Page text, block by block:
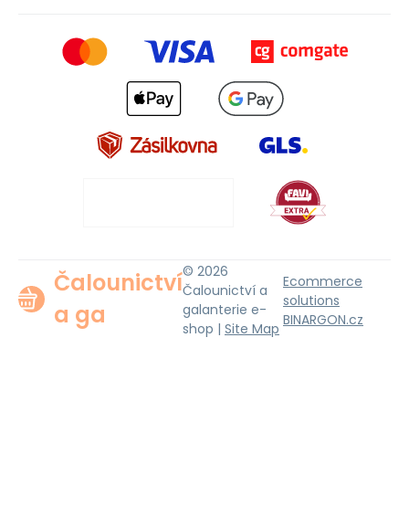
Čalounictví
a ga
© 2026
Čalounictví a
galanterie e-
shop | Site Map
Ecommerce
solutions
BINARGON.cz